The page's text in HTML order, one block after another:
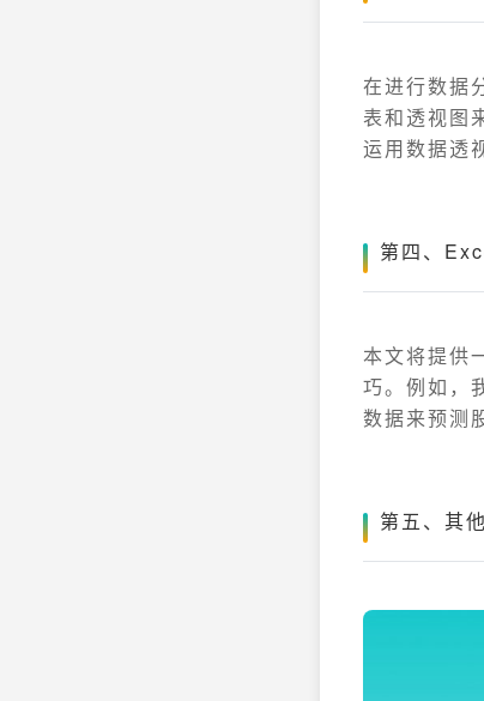
在进行数据
表和透视图
运用数据透
第四、
本文将提供
巧。例如，
数据来预测
第五、其